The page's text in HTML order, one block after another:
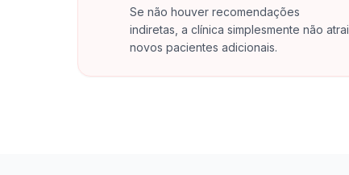
Se não houver recomendações
indiretas, a clínica simplesmente não atrai
novos pacientes adicionais.